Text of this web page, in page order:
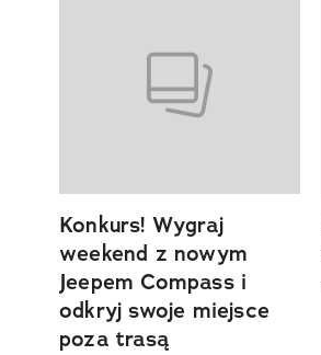
Konkurs! Wygraj
weekend z nowym
Jeepem Compass i
odkryj swoje miejsce
poza trasą